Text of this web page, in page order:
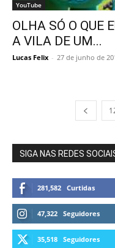
YouTube
OLHA SÓ O QUE
A VILA DE UM...
Lucas Felix - 27 de junho de
SIGA NAS REDES
281,582 Curtidas
47,322 Seguidores
35,518 Seguidores